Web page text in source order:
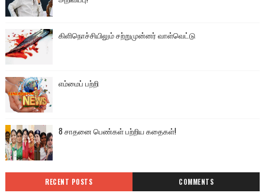
கிளிநொச்சியிலும் சற்றுமுன்னர் வாள்வெட்டு
எம்மைப் பற்றி
8 சாதனை பெண்கள் பற்றிய கதைகள்!
RECENT POSTS COMMENTS